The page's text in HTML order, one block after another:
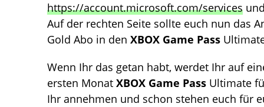
https://account.microsoft.com/services
Auf der rechten Seite sollte euch nun das
Gold Abo in den XBOX Game Pass
Wenn Ihr das getan habt, werdet Ihr auf
ersten Monat XBOX Game Pass Ultimate
Ihr annehmen und schon stehen euch für